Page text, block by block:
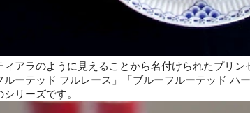
アラのように見えることから名付けられたプリ
ルーテッド フルレース」「ブルーフルーテッド ハ
リーズです。